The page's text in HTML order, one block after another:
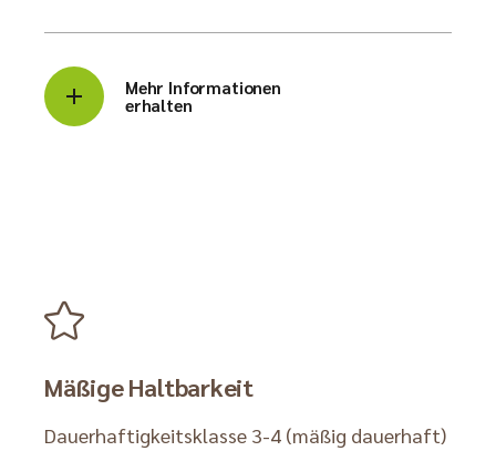
Mehr Informationen
erhalten
Mäßige Haltbarkeit
Dauerhaftigkeitsklasse 3-4 (mäßig dauerhaft)